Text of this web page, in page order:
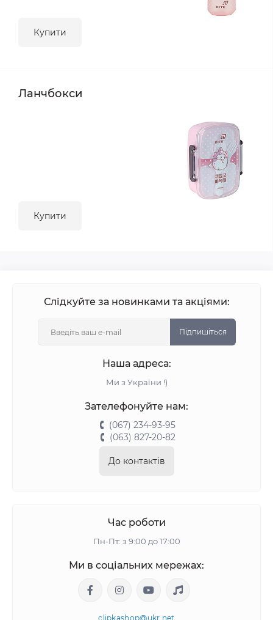
Купити
Ланчбокси
Купити
Слідкуйте за новинками та акціями:
Підпишіться
Наша адреса:
Ми з України !)
Зателефонуйте нам:
(067) 234-93-95
(063) 827-20-82
До контактів
Час роботи
Пн-Пт: з 9:00 до 17:00
Ми в соціальних мережах:
clipkashop@ukr.net